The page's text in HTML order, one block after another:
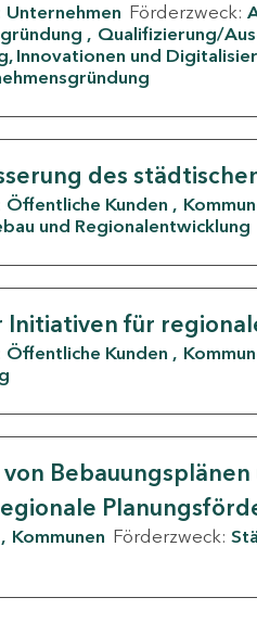
Unternehmen Förderzweck:
Qualifizierung/
Innovationen und
des
Öffentliche Kunden
und Regionalentwicklung
für
Öffentliche Kunden
Bebauungsplänen
Kommunen Förderzweck: